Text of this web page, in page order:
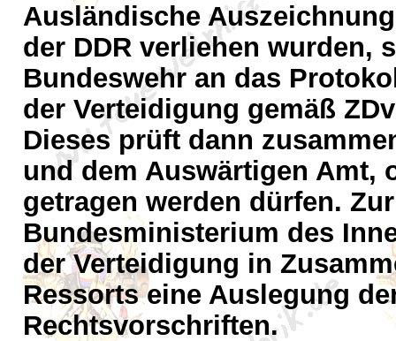
Ausländische
der DDR verliehen wurden,
Bundeswehr an das
der Verteidigung gemäß
Dieses prüft dann
und dem Auswärtigen Amt,
getragen werden dürfen.
Bundesministerium des
der Verteidigung in
Ressorts eine Auslegung
Rechtsvorschriften.